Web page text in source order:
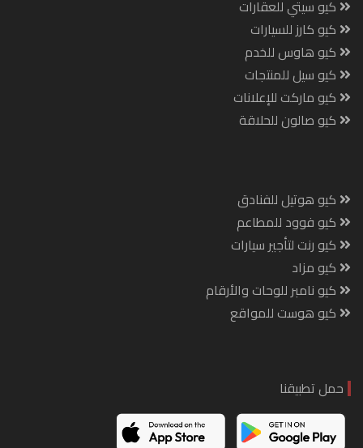
كيو سيتي للعقارات
كيو كارز للسيارات
كيو هاوس للخدم
كيو سيل للمنتجات
كيو ماركت للإعلانات
كيو صالون للحلاقة
كيو هوتيل للفنادق
كيو فوود للمطاعم
كيو رنت لتأجير سيارات
كيو مزاد
كيو نامبر للوحات والأرقام
كيو هوست للمواقع
حمل تطبيقنا